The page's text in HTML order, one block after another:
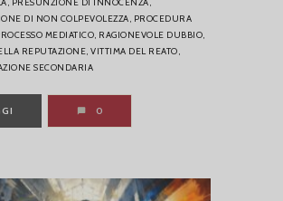
DI NON COLPEVOLEZZA, PROCEDURA
MEDIATICO, RAGIONEVOLE DUBBIO,
REPUTAZIONE, VITTIMA DEL REATO,
SECONDARIA
0